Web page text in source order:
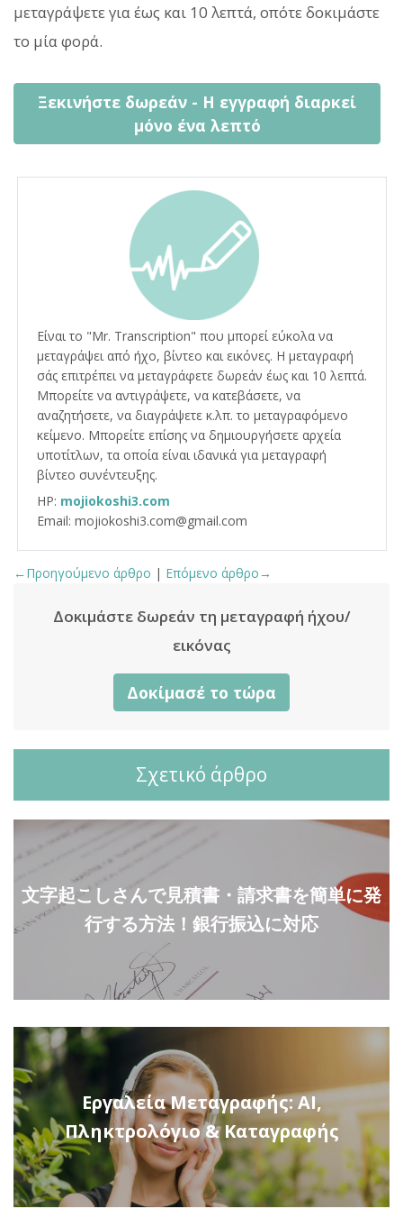
μεταγράψετε για έως και 10 λεπτά, οπότε δοκιμάστε
το μία φορά.
Ξεκινήστε δωρεάν - Η εγγραφή διαρκεί
μόνο ένα λεπτό
Είναι το "Mr. Transcription" που μπορεί εύκολα να
μεταγράψει από ήχο, βίντεο και εικόνες. Η μεταγραφή
σάς επιτρέπει να μεταγράφετε δωρεάν έως και 10 λεπτά.
Μπορείτε να αντιγράψετε, να κατεβάσετε, να
αναζητήσετε, να διαγράψετε κ.λπ. το μεταγραφόμενο
κείμενο. Μπορείτε επίσης να δημιουργήσετε αρχεία
υποτίτλων, τα οποία είναι ιδανικά για μεταγραφή
βίντεο συνέντευξης.
HP: mojiokoshi3.com
Email: mojiokoshi3.com@gmail.com
←Προηγούμενο άρθρο | Επόμενο άρθρο→
Δοκιμάστε δωρεάν τη μεταγραφή ήχου/
εικόνας
Δοκίμασέ το τώρα
Σχετικό άρθρο
文字起こしさんで見積書・請求書を簡単に発
行する方法！銀行振込に対応
Εργαλεία Μεταγραφής: AI,
Πληκτρολόγιο & Καταγραφής